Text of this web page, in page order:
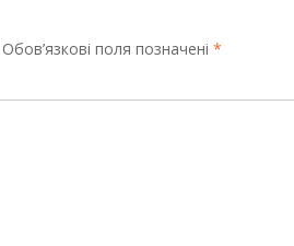
Обов’язкові поля позначені *